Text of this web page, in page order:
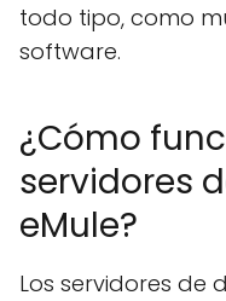
todo tipo, como
software.
¿Cómo
servidores
eMule?
Los servidores de